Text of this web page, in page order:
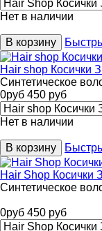
Нет в наличии
В корзину
Hair shop
Синтетическое
0руб 450 руб
Нет в наличии
В корзину
Hair Shop
Синтетическое
0руб 450 руб